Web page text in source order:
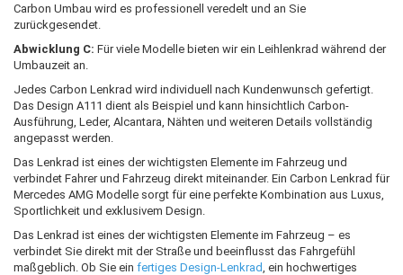
Carbon Umbau wird es professionell veredelt und an Sie
zurückgesendet.
Abwicklung C: Für viele Modelle bieten wir ein Leihlenkrad während der
Umbauzeit an.
Jedes Carbon Lenkrad wird individuell nach Kundenwunsch gefertigt.
Das Design A111 dient als Beispiel und kann hinsichtlich Carbon-
Ausführung, Leder, Alcantara, Nähten und weiteren Details vollständig
angepasst werden.
Das Lenkrad ist eines der wichtigsten Elemente im Fahrzeug und
verbindet Fahrer und Fahrzeug direkt miteinander. Ein Carbon Lenkrad für
Mercedes AMG Modelle sorgt für eine perfekte Kombination aus Luxus,
Sportlichkeit und exklusivem Design.
Das Lenkrad ist eines der wichtigsten Elemente im Fahrzeug – es
verbindet Sie direkt mit der Straße und beeinflusst das Fahrgefühl
maßgeblich. Ob Sie ein fertiges Design-Lenkrad , ein hochwertiges